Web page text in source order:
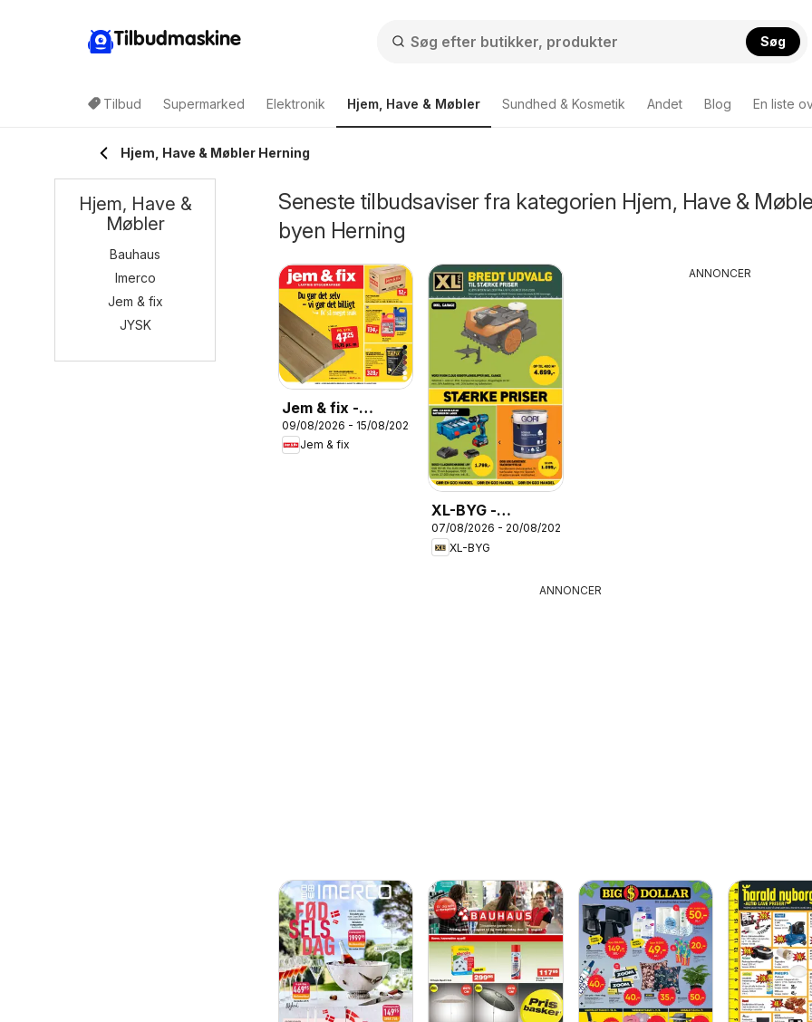
Tilbudmaskine Søg
Tilbud Supermarked Elektronik Hjem, Have & Møbler Sundhed & Kosmetik Andet Blog En liste
Hjem, Have & Møbler Herning
Seneste tilbudsaviser fra kategorien Hjem, Have &
byen Herning
Jem & fix -
Tilbudsavis uge
33
09/08/2026 - 15/08/2026
Jem & fix
XL-BYG -
Tilbudsavis
07/08/2026 - 20/08/2026
XL-BYG
ANNONCER
ANNONCER
Hjem, Have &
Møbler
Bauhaus
Imerco
Jem & fix
JYSK